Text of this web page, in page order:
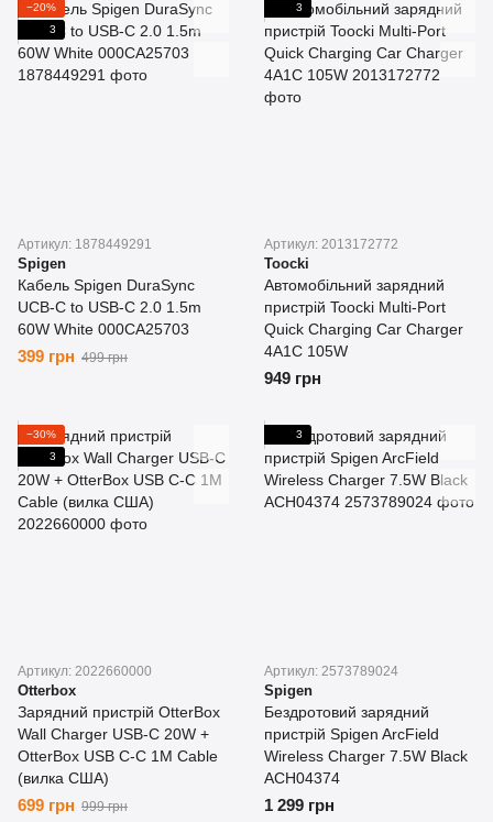
−20%
3
Артикул: 1878449291
Spigen
Кабель Spigen DuraSync
UCB-C to USB-C 2.0 1.5m
60W White 000CA25703
399 грн 499 грн
3
Артикул: 2013172772
Toocki
Автомобільний зарядний
пристрій Toocki Multi-Port
Quick Charging Car Charger
4A1C 105W
949 грн
−30%
3
Артикул: 2022660000
Otterbox
Зарядний пристрій OtterBox
Wall Charger USB-C 20W +
OtterBox USB C-C 1M Cable
(вилка США)
699 грн 999 грн
3
Артикул: 2573789024
Spigen
Бездротовий зарядний
пристрій Spigen ArcField
Wireless Charger 7.5W Black
ACH04374
1 299 грн